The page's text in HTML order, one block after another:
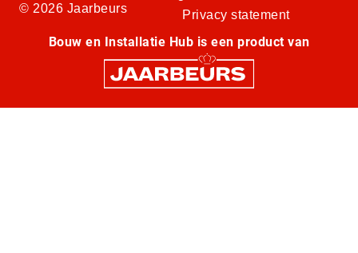
© 2026 Jaarbeurs
Privacy statement
Bouw en Installatie Hub is een product van